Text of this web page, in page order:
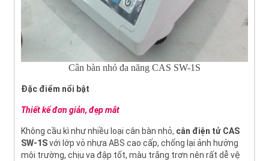
Cân bàn nhỏ đa năng CAS SW-1S
Đặc điểm nổi bật
Thiết kế đơn giản, đẹp mắt
Không cầu kì như nhiều loại cân bàn nhỏ, cân điện tử CAS
SW-1Svới lớp vỏ nhựa ABS cao cấp, chống lại ảnh hưởng
môi trường, chịu va đập tốt, màu trắng trơn nên rất dễ vệ